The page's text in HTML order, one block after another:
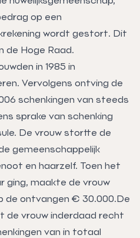
op een
wordt gestort. Dit
de Hoge Raad.
in 1985 in
Vervolgens ontving de
schenkingen van steeds
sprake van schenking
De vrouw stortte de
gemeenschappelijk
en haarzelf. Toen het
ging, maakte de vrouw
de ontvangen € 30.000.De
de vrouw inderdaad recht
van in totaal